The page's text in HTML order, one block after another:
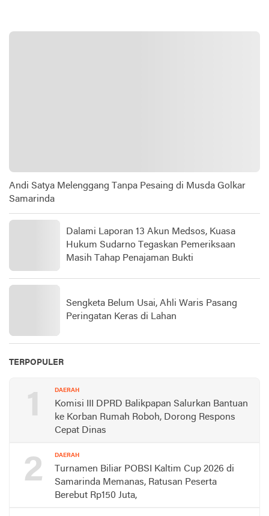
Andi Satya Melenggang Tanpa Pesaing di Musda Golkar
Samarinda
Dalami Laporan 13 Akun Medsos, Kuasa
Hukum Sudarno Tegaskan Pemeriksaan
Masih Tahap Penajaman Bukti
Sengketa Belum Usai, Ahli Waris Pasang
Peringatan Keras di Lahan
TERPOPULER
1 DAERAH
Komisi III DPRD Balikpapan Salurkan Bantuan
ke Korban Rumah Roboh, Dorong Respons
Cepat Dinas
2 DAERAH
Turnamen Biliar POBSI Kaltim Cup 2026 di
Samarinda Memanas, Ratusan Peserta
Berebut Rp150 Juta,